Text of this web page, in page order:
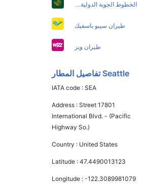
الخطوط الجوية الدولية الباكستانية
طيران سيبو باسفيك
طيران ويز
Seattle تفاصيل المطار
IATA code :SEA
Address :Street 17801
International Blvd. - (Pacific
Highway So.)
Country : United States
Latitude :47.4490013123
Longitude :-122.3089981079